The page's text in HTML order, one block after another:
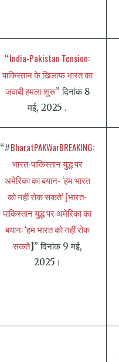
“India-Pakistan Tension:
पाकिस्तान के खिलाफ भारत का
जवाबी हमला शुरू” दिनांक 8
मई, 2025 .
“#BharatPAKWarBREAKING:
भारत-पाकिस्तान युद्ध पर
अमेरिका का बयान- ‘हम भारत
को नहीं रोक सकते’ [भारत-
पाकिस्तान युद्ध पर अमेरिका का
बयान: ‘हम भारत को नहीं रोक
सकते]” दिनांक 9 मई,
2025।